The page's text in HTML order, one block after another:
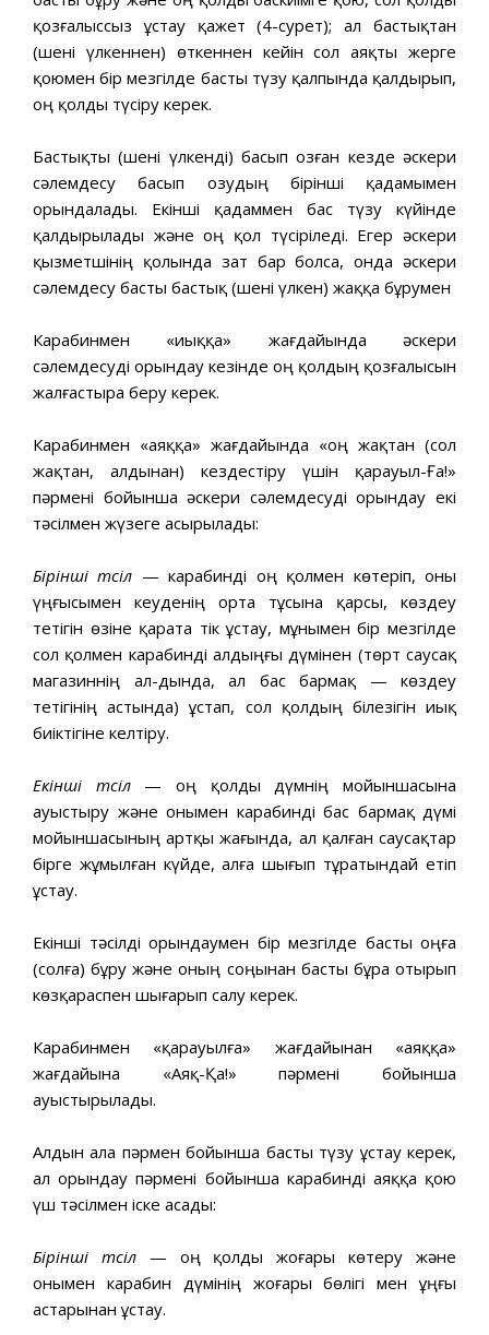
қозғалыссыз ұстау қажет (4-сурет); ал бастықтан
(шені үлкеннен) өткеннен кейін сол аяқты жерге
қоюмен бір мезгілде басты түзу қалпында қалдырып,
оң қолды түсіру керек.
Бастықты (шені үлкенді) басып озған кезде әскери
сәлемдесу басып озудың бірінші қадамымен
орындалады. Екінші қадаммен бас түзу күйінде
қалдырылады және оң қол түсіріледі. Егер әскери
қызметшінің қолында зат бар болса, онда әскери
сәлемдесу басты бастық (шені үлкен) жаққа бұрумен
Карабинмен «иыққа» жағдайында әскери
сәлемдесуді орындау кезінде оң қолдың қозғалысын
жалғастыра беру керек.
Карабинмен «аяққа» жағдайында «оң жақтан (сол
жақтан, алдынан) кездестіру үшін қарауыл-Ға!»
пәрмені бойынша әскери сәлемдесуді орындау екі
тәсілмен жүзеге асырылады:
Бірінші тәсіл — карабинді оң қолмен көтеріп, оны
үңғысымен кеуденің орта тұсына қарсы, көздеу
тетігін өзіне қарата тік ұстау, мұнымен бір мезгілде
сол қолмен карабинді алдыңғы дүмінен (төрт саусақ
магазиннің ал-дында, ал бас бармақ — көздеу
тетігінің астында) ұстап, сол қолдың білезігін иық
биіктігіне келтіру.
Екінші тәсіл— оң қолды дүмнің мойыншасына
ауыстыру және онымен карабинді бас бармақ дүмі
мойыншасының артқы жағында, ал қалған саусақтар
бірге жұмылған күйде, алға шығып тұратындай етіп
ұстау.
Екінші тәсілді орындаумен бір мезгілде басты оңға
(солға) бұру және оның соңынан басты бұра отырып
көзқараспен шығарып салу керек.
Карабинмен «қарауылға» жағдайынан «аяққа»
жағдайына «Аяқ-Қа!» пәрмені бойынша
ауыстырылады.
Алдын ала пәрмен бойынша басты түзу ұстау керек,
ал орындау пәрмені бойынша карабинді аяққа қою
үш тәсілмен іске асады:
Бірінші тәсіл— оң қолды жоғары көтеру және
онымен карабин дүмінің жоғары бөлігі мен ұңғы
астарынан ұстау.